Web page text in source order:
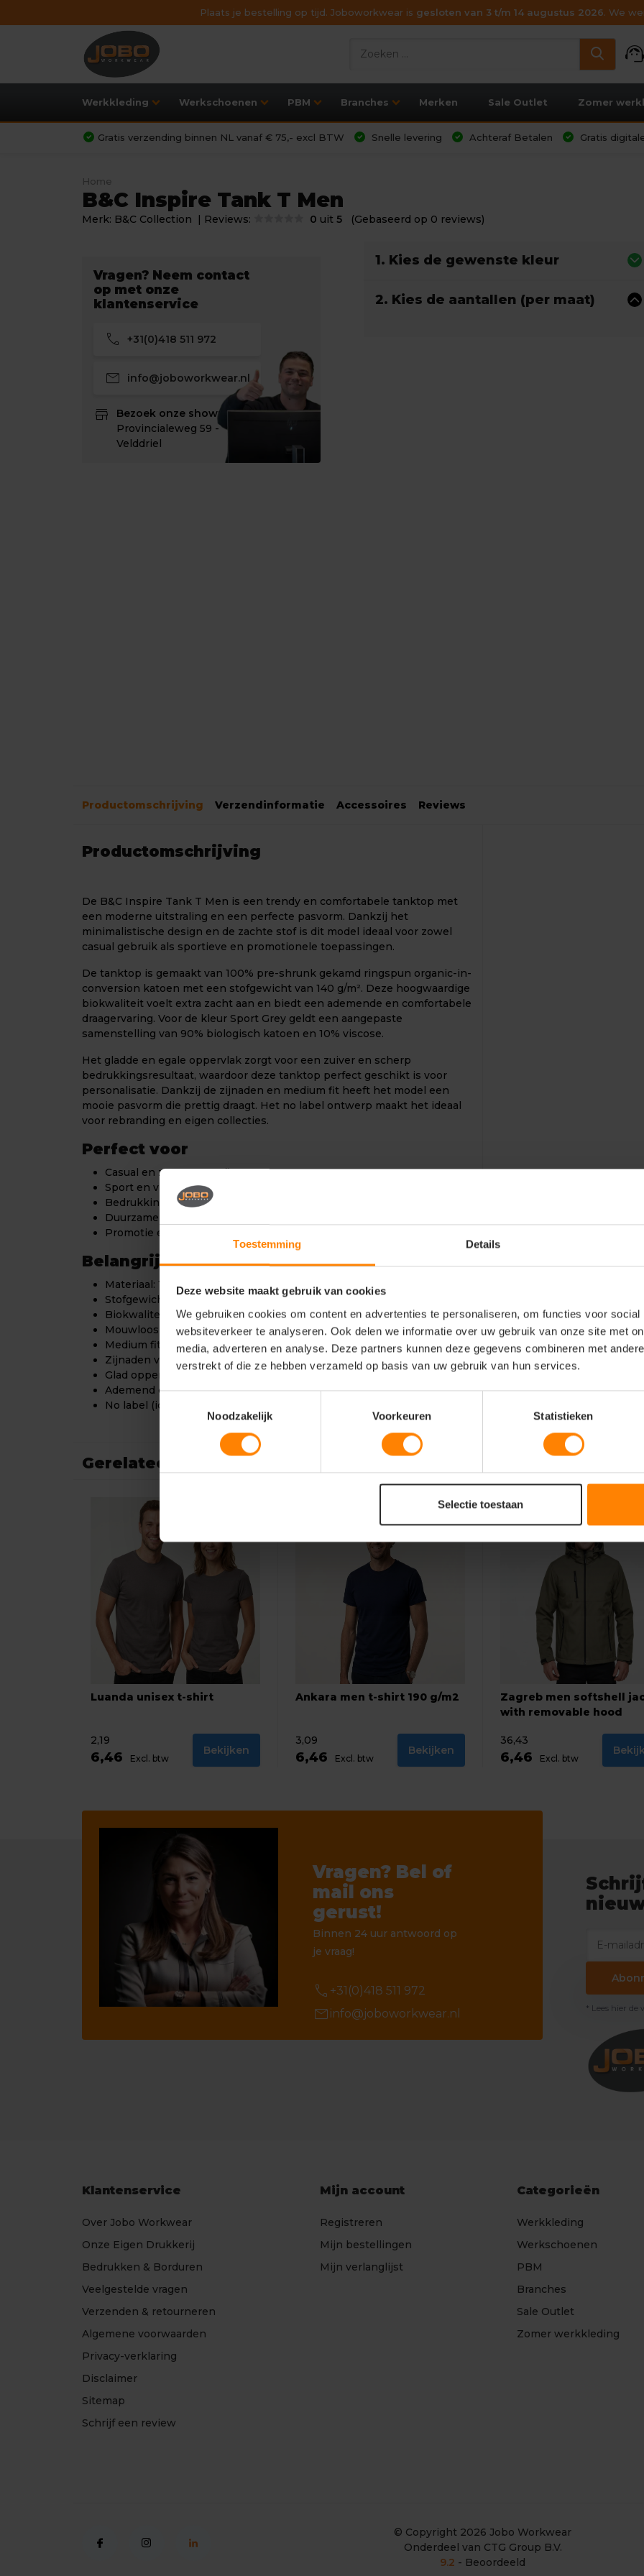
Toestemming Details
Deze website maakt gebruik van cookies
We gebruiken cookies om content en advertenties te personaliseren, om functies voor
websiteverkeer te analyseren. Ook delen we informatie over uw gebruik van onze site met
media, adverteren en analyse. Deze partners kunnen deze gegevens combineren met
verstrekt of die ze hebben verzameld op basis van uw gebruik van hun services.
Noodzakelijk
Voorkeuren Statistieken
Selectie toestaan
Plaats je bestelling op tijd. Joboworkwear is gesloten van 3 t/m 14 augustus 2026. We
Werkkleding Werkschoenen PBM Branches Merken Sale Outlet Zomer
Gratis verzending binnen NL vanaf € 75,- excl BTW Snelle levering Achteraf Betalen Gratis
Home
B&C Inspire Tank T Men
Merk: B&C Collection | Reviews: 0 uit 5 (Gebaseerd op 0 reviews)
Vragen? Neem contact
op met onze
klantenservice
call +31(0)418 511 972
mail info@joboworkwear.nl
store
Bezoek onze showroom:
Provincialeweg 59 -
Velddriel
1. Kies de gewenste kleur
2. Kies de aantallen (per maat)
Productomschrijving Verzendinformatie Accessoires Reviews
Productomschrijving
De B&C Inspire Tank T Men is een trendy en comfortabele tanktop met
een moderne uitstraling en een perfecte pasvorm. Dankzij het
minimalistische design en de zachte stof is dit model ideaal voor zowel
casual gebruik als sportieve en promotionele toepassingen.
De tanktop is gemaakt van 100% pre-shrunk gekamd ringspun organic-in-
conversion katoen met een stofgewicht van 140 g/m². Deze hoogwaardige
biokwaliteit voelt extra zacht aan en biedt een ademende en comfortabele
draagervaring. Voor de kleur Sport Grey geldt een aangepaste
samenstelling van 90% biologisch katoen en 10% viscose.
Het gladde en egale oppervlak zorgt voor een zuiver en scherp
bedrukkingsresultaat, waardoor deze tanktop perfect geschikt is voor
personalisatie. Dankzij de zijnaden en medium fit heeft het model een
mooie pasvorm die prettig draagt. Het no label ontwerp maakt het ideaal
voor rebranding en eigen collecties.
Perfect voor
Casual en zomerse outfits
Sport en vrije tijd
Bedrukking en personalisatie
Duurzame en biologische collecties
Promotie en merchandising
Belangrijkste kenmerken
Materiaal: 100% organic-in-conversion katoen
Stofgewicht: 140 g/m²
Biokwaliteit, extra zacht
Mouwloos model (tanktop)
Medium fit
Zijnaden voor optimale pasvorm
Glad oppervlak voor scherpe prints
Ademend en licht
No label (ideaal voor rebranding)
Gerelateerde producten
Luanda unisex t-shirt
2,19
6,46 Excl. btw
Bekijken
Ankara men t-shirt 190 g/m2
3,09
6,46 Excl. btw
Bekijken
Zagreb men softshell
with removable hood
36,43
6,46 Excl. btw
Vragen? Bel of
mail ons
gerust!
Binnen 24 uur antwoord op
je vraag!
call +31(0)418 511 972
mail info@joboworkwear.nl * Lees hier
Klantenservice
Over Jobo Workwear
Onze Eigen Drukkerij
Bedrukken & Borduren
Veelgestelde vragen
Verzenden & retourneren
Algemene voorwaarden
Privacy-verklaring
Disclaimer
Sitemap
Schrijf een review
Mijn account
Registreren
Mijn bestellingen
Mijn verlanglijst
Categorieën
Werkkleding
Werkschoenen
PBM
Branches
Sale Outlet
Zomer werkkleding
© Copyright 2026 Jobo Workwear
Onderdeel van CTG Group B.V.
9.2 - Beoordeeld